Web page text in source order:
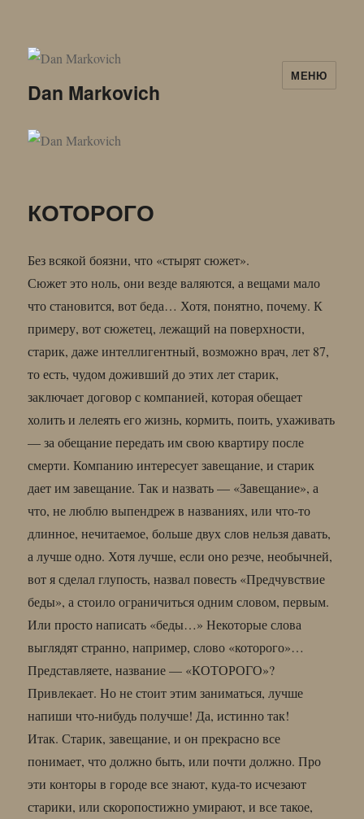
Dan Markovich
МЕНЮ
КОТОРОГО
Без всякой боязни, что «стырят сюжет».
Сюжет это ноль, они везде валяются, а вещами мало
что становится, вот беда… Хотя, понятно, почему. К
примеру, вот сюжетец, лежащий на поверхности,
старик, даже интеллигентный, возможно врач, лет 87,
то есть, чудом доживший до этих лет старик,
заключает договор с компанией, которая обещает
холить и лелеять его жизнь, кормить, поить, ухаживать
— за обещание передать им свою квартиру после
смерти. Компанию интересует завещание, и старик
дает им завещание. Так и назвать — «Завещание», а
что, не люблю выпендреж в названиях, или что-то
длинное, нечитаемое, больше двух слов нельзя давать,
а лучше одно. Хотя лучше, если оно резче, необычней,
вот я сделал глупость, назвал повесть «Предчувствие
беды», а стоило ограничиться одним словом, первым.
Или просто написать «беды…» Некоторые слова
выглядят странно, например, слово «которого»…
Представляете, название — «КОТОРОГО»?
Привлекает. Но не стоит этим заниматься, лучше
напиши что-нибудь получше! Да, истинно так!
Итак. Старик, завещание, и он прекрасно все
понимает, что должно быть, или почти должно. Про
эти конторы в городе все знают, куда-то исчезают
старики, или скоропостижно умирают, и все такое,